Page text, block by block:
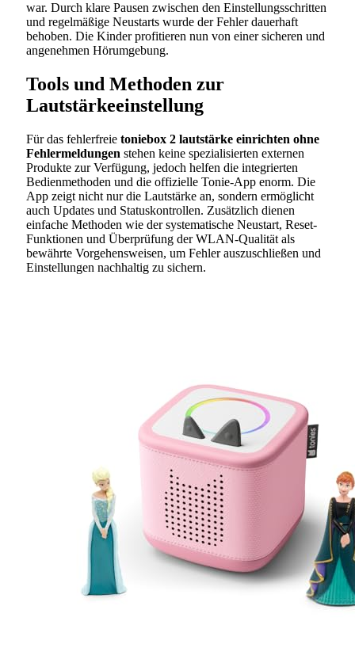
war. Durch klare Pausen zwischen den Einstellungsschritten
und regelmäßige Neustarts wurde der Fehler dauerhaft
behoben. Die Kinder profitieren nun von einer sicheren und
angenehmen Hörumgebung.
Tools und Methoden zur
Lautstärkeeinstellung
Für das fehlerfreie toniebox 2 lautstärke einrichten ohne
Fehlermeldungen stehen keine spezialisierten externen
Produkte zur Verfügung, jedoch helfen die integrierten
Bedienmethoden und die offizielle Tonie-App enorm. Die
App zeigt nicht nur die Lautstärke an, sondern ermöglicht
auch Updates und Statuskontrollen. Zusätzlich dienen
einfache Methoden wie der systematische Neustart, Reset-
Funktionen und Überprüfung der WLAN-Qualität als
bewährte Vorgehensweisen, um Fehler auszuschließen und
Einstellungen nachhaltig zu sichern.